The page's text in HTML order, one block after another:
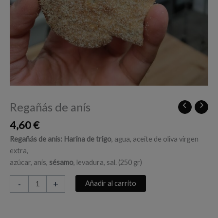
Regañás de anís
4,60€
Regañás de anís: Harina de trigo, agua, aceite de oliva virgen
extra,
azúcar, anís, sésamo, levadura, sal. (250 gr)
-
Regañás
de
+ Añadir al carrito